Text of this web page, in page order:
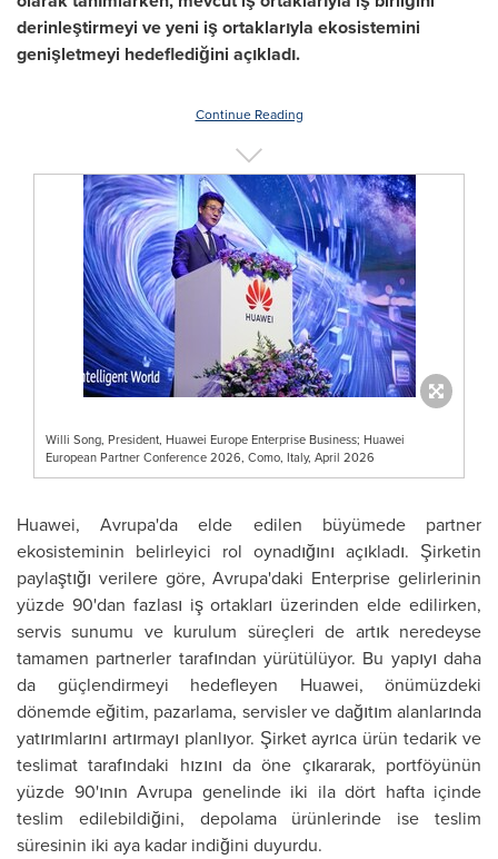
derinleştirmeyi ve yeni iş ortaklarıyla ekosistemini
genişletmeyi hedeflediğini açıkladı.
Continue Reading
Willi Song, President, Huawei Europe Enterprise Business; Huawei
European Partner Conference 2026, Como, Italy, April 2026
Huawei, Avrupa'da elde edilen büyümede partner
ekosisteminin belirleyici rol oynadığını açıkladı. Şirketin
paylaştığı verilere göre, Avrupa'daki Enterprise gelirlerinin
yüzde 90'dan fazlası iş ortakları üzerinden elde edilirken,
servis sunumu ve kurulum süreçleri de artık neredeyse
tamamen partnerler tarafından yürütülüyor. Bu yapıyı daha
da güçlendirmeyi hedefleyen Huawei, önümüzdeki
dönemde eğitim, pazarlama, servisler ve dağıtım alanlarında
yatırımlarını artırmayı planlıyor. Şirket ayrıca ürün tedarik ve
teslimat tarafındaki hızını da öne çıkararak, portföyünün
yüzde 90'ının Avrupa genelinde iki ila dört hafta içinde
teslim edilebildiğini, depolama ürünlerinde ise teslim
süresinin iki aya kadar indiğini duyurdu.